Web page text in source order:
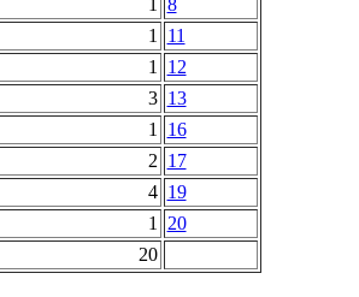
1
8
1
11
1
12
3 13
1
16
2 17
4 19
1
20
20